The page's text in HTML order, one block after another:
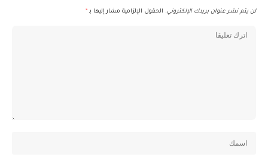
لن يتم نشر عنوان بريدك الإلكتروني. الحقول الإلزامية مشار إليها بـ *